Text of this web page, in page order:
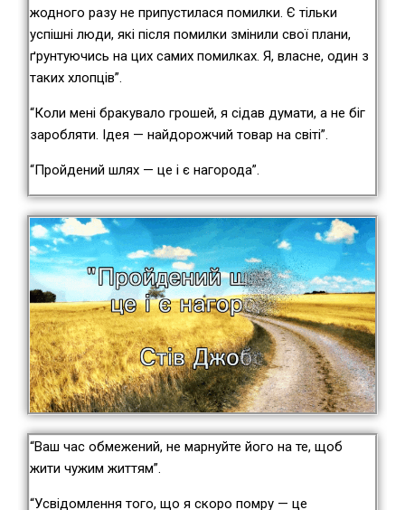
жодного разу не припустилася помилки. Є тільки
успішні люди, які після помилки змінили свої плани,
ґрунтуючись на цих самих помилках. Я, власне, один з
таких хлопців”.
“Коли мені бракувало грошей, я сідав думати, а не біг
заробляти. Ідея — найдорожчий товар на світі”.
“Пройдений шлях — це і є нагорода”.
“Ваш час обмежений, не марнуйте його на те, щоб
жити чужим життям”.
“Усвідомлення того, що я скоро помру — це